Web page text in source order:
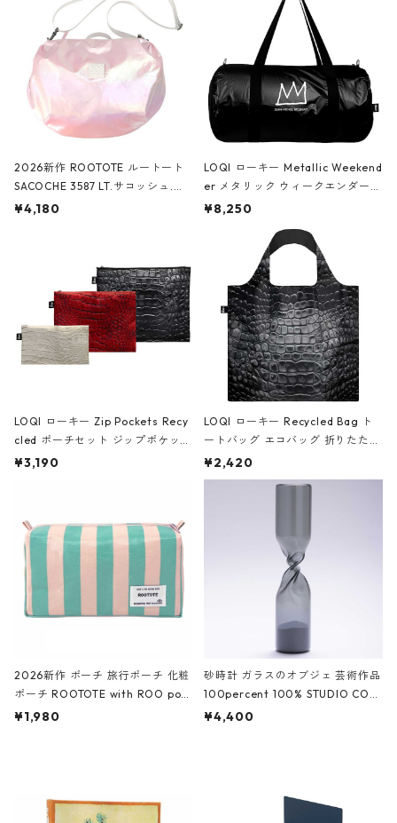
2026新作 ROOTOTE ルートート
SACOCHE 3587 LT.サコッシュ.ル
ミエ-B ショルダーバッグ グロスピ
¥4,180
LOQI ローキー Metallic Weekend
er メタリック ウィークエンダー
ボストンバッグ ショルダーバッグ
Black ジャン=ミッシェル・バスキ
ア/クラウン ブラック
¥8,250
LOQI ローキー Zip Pockets Recy
cled ポーチセット ジップポケット
ファスナーポーチ 撥水加工 トラベ
ーガンディー、オフホワイト
¥3,190
LOQI ローキー Recycled Bag ト
ートバッグ エコバッグ 折りたたみ
大きめ 撥水加工 収納ポーチ CRO
CODILE/Black クロコダイル/ブラ
¥2,420
2026新作 ポーチ 旅行ポーチ 化粧
ポーチ ROOTOTE with ROO pou
ch 3532 ルートート WR.ポーチ.ラ
¥1,980
砂時計 ガラスのオブジェ 芸術作品
100percent 100% STUDIO COH
AKU Timeless 100パーセント ス
¥4,400